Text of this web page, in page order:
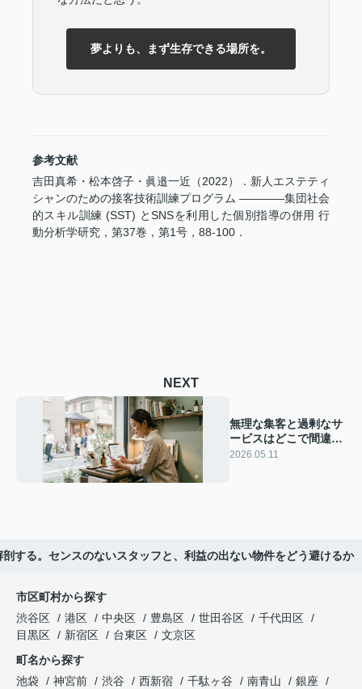
夢よりも、まず生存できる場所を。
参考文献
吉田真希・松本啓子・眞邉一近（2022）．新人エステティ
シャンのための接客技術訓練プログラム ————集団社会
的スキル訓練 (SST) とSNSを利用した個別指導の併用 行
動分析学研究，第37巻，第1号，88-100．
NEXT
無理な集客と過剰なサ
ービスはどこで間違え
たか。美容室独立と
2026.05.11
する。センスのないスタッフと、利益の出ない物件をどう避けるか
市区町村から探す
渋谷区
港区 中央区 豊島区 世田谷区
千代田区
目黒区
新宿区 台東区
文京区
町名から探す
池袋
神宮前 渋谷 西新宿 千駄ヶ谷 南青山
銀座